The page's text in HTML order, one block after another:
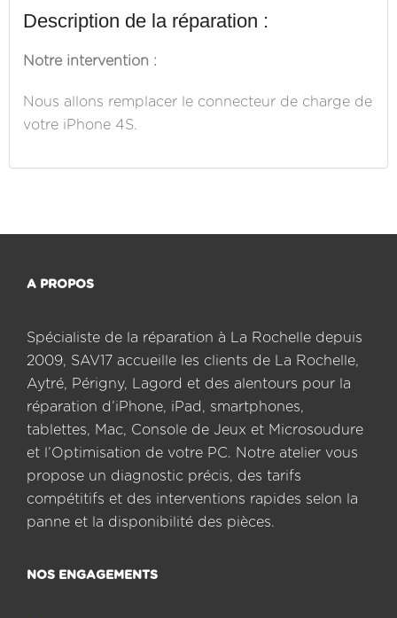
Description de la réparation :
Notre intervention :
Nous allons remplacer le connecteur de charge de
votre iPhone 4S.
A PROPOS
Spécialiste de la réparation à La Rochelle depuis
2009, SAV17 accueille les clients de La Rochelle,
Aytré, Périgny, Lagord et des alentours pour la
réparation d’iPhone, iPad, smartphones,
tablettes, Mac, Console de Jeux et Microsoudure
et l’Optimisation de votre PC. Notre atelier vous
propose un diagnostic précis, des tarifs
compétitifs et des interventions rapides selon la
panne et la disponibilité des pièces.
NOS ENGAGEMENTS